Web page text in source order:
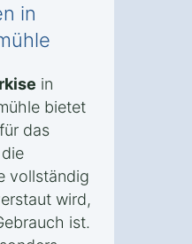
in
in
bietet
das
vollständig
wird,
ist.